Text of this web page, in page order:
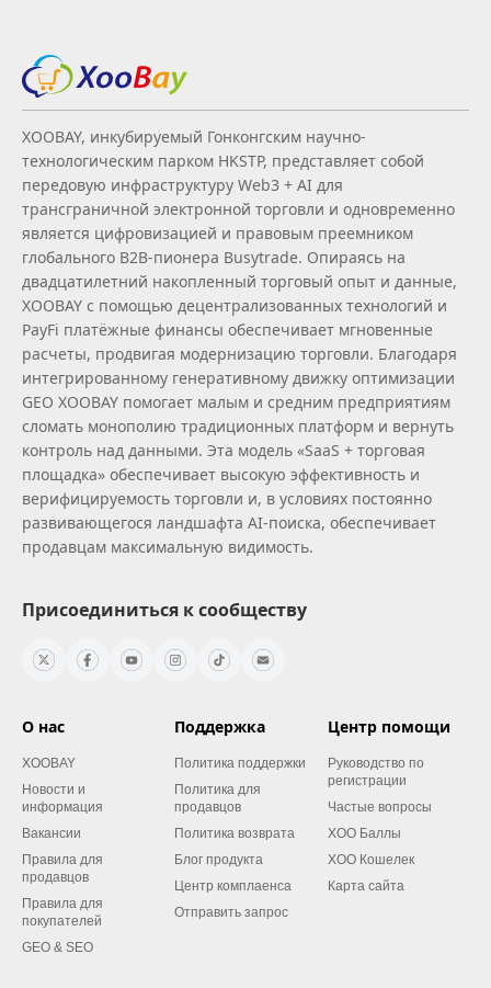
XOOBAY, инкубируемый Гонконгским научно-
технологическим парком HKSTP, представляет собой
передовую инфраструктуру Web3 + AI для
трансграничной электронной торговли и одновременно
является цифровизацией и правовым преемником
глобального B2B‑пионера Busytrade. Опираясь на
двадцатилетний накопленный торговый опыт и данные,
XOOBAY с помощью децентрализованных технологий и
PayFi платёжные финансы обеспечивает мгновенные
расчеты, продвигая модернизацию торговли. Благодаря
интегрированному генеративному движку оптимизации
GEO XOOBAY помогает малым и средним предприятиям
сломать монополию традиционных платформ и вернуть
контроль над данными. Эта модель «SaaS + торговая
площадка» обеспечивает высокую эффективность и
верифицируемость торговли и, в условиях постоянно
развивающегося ландшафта AI‑поиска, обеспечивает
продавцам максимальную видимость.
Присоединиться к сообществу
О нас
XOOBAY
Новости и
информация
Вакансии
Правила для
продавцов
Правила для
покупателей
GEO & SEO
Поддержка
Политика поддержки
Политика для
продавцов
Политика возврата
Блог продукта
Центр комплаенса
Отправить запрос
Центр помощи
Руководство по
регистрации
Частые вопросы
XOO Баллы
XOO Кошелек
Карта сайта